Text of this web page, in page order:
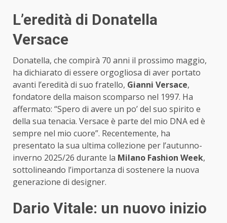
L’eredità di Donatella
Versace
Donatella, che compirà 70 anni il prossimo maggio,
ha dichiarato di essere orgogliosa di aver portato
avanti l’eredità di suo fratello, Gianni Versace,
fondatore della maison scomparso nel 1997. Ha
affermato: “Spero di avere un po’ del suo spirito e
della sua tenacia. Versace è parte del mio DNA ed è
sempre nel mio cuore”. Recentemente, ha
presentato la sua ultima collezione per l’autunno-
inverno 2025/26 durante la Milano Fashion Week,
sottolineando l’importanza di sostenere la nuova
generazione di designer.
Dario Vitale: un nuovo inizio